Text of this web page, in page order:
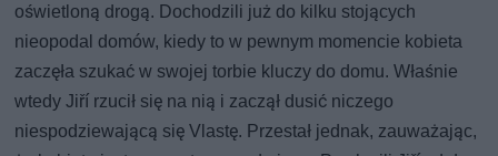
oświetloną drogą. Dochodzili już do kilku stojących
nieopodal domów, kiedy to w pewnym momencie kobieta
zaczęła szukać w swojej torbie kluczy do domu. Właśnie
wtedy Jiří rzucił się na nią i zaczął dusić niczego
niespodziewającą się Vlastę. Przestał jednak, zauważając,